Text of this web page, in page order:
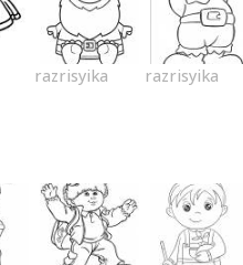
razrisyika razrisyika